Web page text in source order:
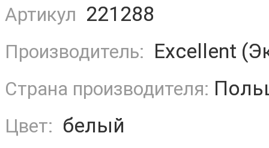
Артикул 221288
Производитель: Excellent
Страна производителя:
Цвет: белый